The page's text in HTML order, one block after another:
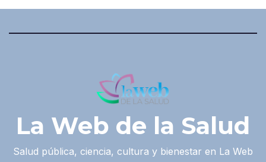
La Web de la Salud
Salud pública, ciencia, cultura y bienestar en La Web